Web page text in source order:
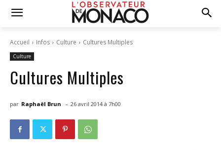
Accueil Infos Culture Cultures Multiples
Culture
Cultures Multiples
par Raphaël Brun - 26 avril 2014 à 7h00